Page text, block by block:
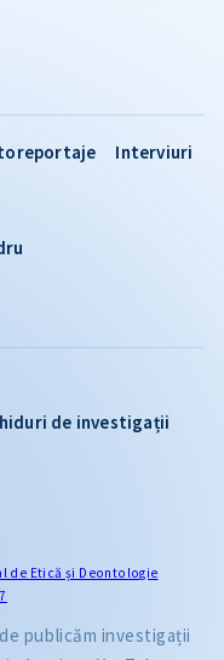
de investigații
Interviuri
de Etică și Deontologie
publicăm investigații